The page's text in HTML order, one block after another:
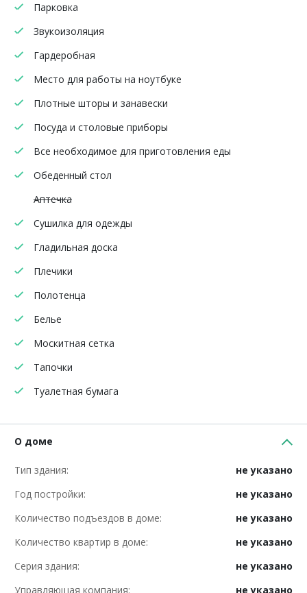
Парковка
Звукоизоляция
Гардеробная
Место для работы на ноутбуке
Плотные шторы и занавески
Посуда и столовые приборы
Все необходимое для приготовления еды
Обеденный стол
Аптечка
Сушилка для одежды
Гладильная доска
Плечики
Полотенца
Белье
Москитная сетка
Тапочки
Туалетная бумага
О доме
Тип здания:
не указано
Год постройки:
не указано
Количество подъездов в доме:
не указано
Количество квартир в доме:
не указано
Серия здания:
не указано
Управляющая компания:
не указано